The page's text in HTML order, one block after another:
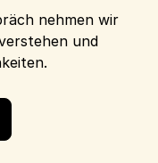
nehmen wir
und